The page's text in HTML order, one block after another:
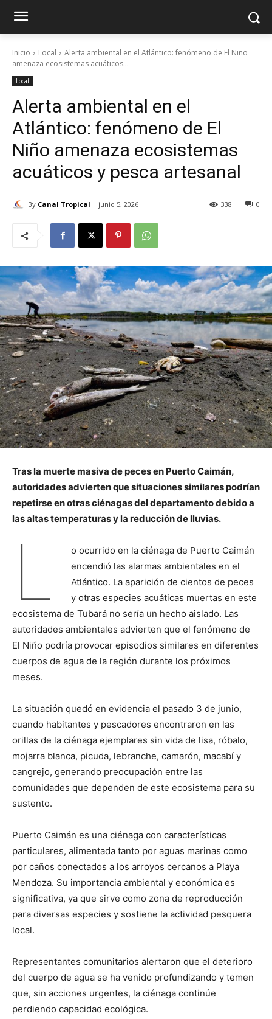
Inicio Local
Alerta ambiental en el Atlántico: fenómeno de El Niño
amenaza ecosistemas acuáticos...
Local
Alerta ambiental en el
Atlántico: fenómeno de El
Niño amenaza ecosistemas
acuáticos y pesca artesanal
By Canal Tropical junio 5, 2026 0
338
Tras la muerte masiva de peces en Puerto Caimán,
autoridades advierten que situaciones similares podrían
repetirse en otras ciénagas del departamento debido a
las altas temperaturas y la reducción de lluvias.
L
o ocurrido en la ciénaga de Puerto Caimán
encendió las alarmas ambientales en el
Atlántico. La aparición de cientos de peces
y otras especies acuáticas muertas en este
ecosistema de Tubará no sería un hecho aislado. Las
autoridades ambientales advierten que el fenómeno de
El Niño podría provocar episodios similares en diferentes
cuerpos de agua de la región durante los próximos
meses.
La situación quedó en evidencia el pasado 3 de junio,
cuando habitantes y pescadores encontraron en las
orillas de la ciénaga ejemplares sin vida de lisa, róbalo,
mojarra blanca, picuda, lebranche, camarón, macabí y
cangrejo, generando preocupación entre las
comunidades que dependen de este ecosistema para su
sustento.
Puerto Caimán es una ciénaga con características
particulares, alimentada tanto por aguas marinas como
por caños conectados a los arroyos cercanos a Playa
Mendoza. Su importancia ambiental y económica es
significativa, ya que sirve como zona de reproducción
para diversas especies y sostiene la actividad pesquera
local.
Representantes comunitarios alertaron que el deterioro
del cuerpo de agua se ha venido profundizando y temen
que, sin acciones urgentes, la ciénaga continúe
perdiendo capacidad ecológica.